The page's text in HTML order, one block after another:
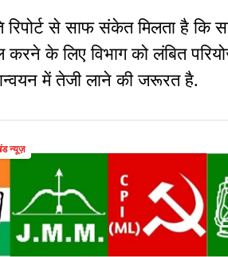
रिपोर्ट से साफ संकेत मिलता है कि
करने के लिए विभाग को लंबित
में तेजी लाने की जरूरत है.
न्यूज़